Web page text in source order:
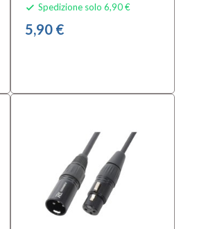
 Spedizione solo 6,90 €
5,90 €